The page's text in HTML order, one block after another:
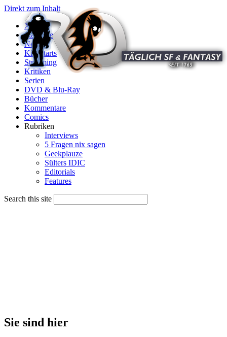
Direkt zum Inhalt
X
Startseite
News
Kinostarts
Streaming
Kritiken
Serien
DVD & Blu-Ray
Bücher
Kommentare
Comics
Rubriken
Interviews
5 Fragen nix sagen
Geekplauze
Sülters IDIC
Editorials
Features
Search this site
Sie sind hier